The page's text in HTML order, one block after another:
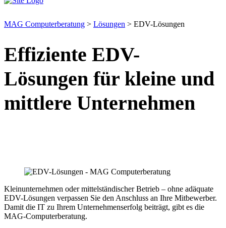
MAG Computerberatung > Lösungen > EDV-Lösungen
Effiziente EDV-
Lösungen für kleine und
mittlere Unternehmen
Kleinunternehmen oder mittelständischer Betrieb – ohne adäquate
EDV-Lösungen verpassen Sie den Anschluss an Ihre Mitbewerber.
Damit die IT zu Ihrem Unternehmenserfolg beiträgt, gibt es die
MAG-Computerberatung.